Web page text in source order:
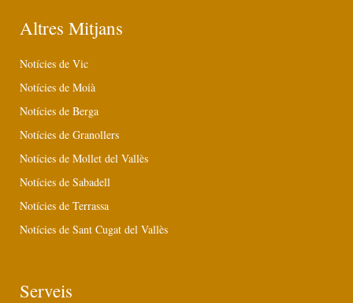
Altres Mitjans
Notícies de Vic
Notícies de Moià
Notícies de Berga
Notícies de Granollers
Notícies de Mollet del Vallès
Notícies de Sabadell
Notícies de Terrassa
Notícies de Sant Cugat del Vallès
Serveis